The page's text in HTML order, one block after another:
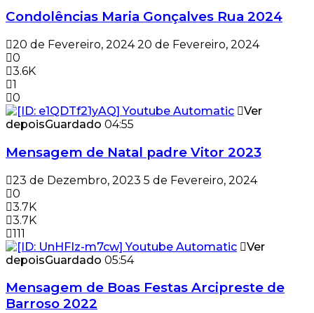
Condolências Maria Gonçalves Rua 2024
20 de Fevereiro, 2024 20 de Fevereiro, 2024
0
3.6K
1
0
Ver
depoisGuardado 04:55
Mensagem de Natal padre Vitor 2023
23 de Dezembro, 2023 5 de Fevereiro, 2024
0
3.7K
3.7K
111
Ver
depoisGuardado 05:54
Mensagem de Boas Festas Arcipreste de
Barroso 2022